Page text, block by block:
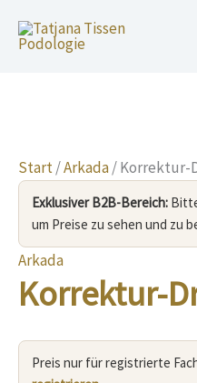
Inhalt
Start/Arkada/ Korrektur-
Exklusiver B2B-Bereich:
um Preise zu sehen und zu
Arkada
Korrektur-
Preis nur für registrierte